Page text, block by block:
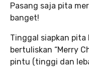
Pasang saja pita
banget!
Tinggal siapkan
bertuliskan “Merry
pintu (tinggi dan